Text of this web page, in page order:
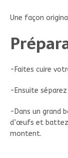
Une façon
-Faites cuire
-Ensuite
-Dans un grand
d’œufs et battez
montent.